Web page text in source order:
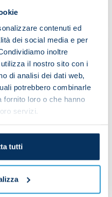
contenuti ed
dei social media e per
inoltre
il nostro sito con i
di analisi dei dati web,
potrebbero combinarle
fornito loro o che hanno
servizi.
tutti